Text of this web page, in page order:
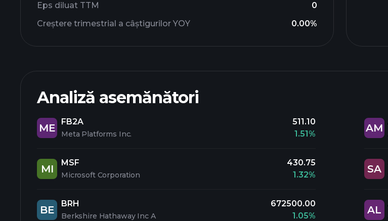
Eps diluat TTM
0
Creștere trimestrial a câștigurilor YOY
0.00%
Analiză asemănători
ME
FB2A
Meta Platforms Inc.
511.10
1.51%
MI
MSF
Microsoft Corporation
430.75
1.32%
BE
BRH
Berkshire Hathaway Inc A
672500.00
1.05%
AM
SA
AL